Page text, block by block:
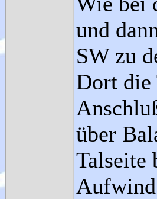
und
SW zu
Dort die
über
Talseite